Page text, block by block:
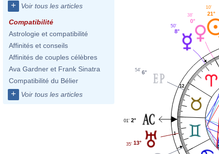
+ Voir tous les articles
Compatibilité
Astrologie et compatibilité
Affinités et conseils
Affinités de couples célèbres
Ava Gardner et Frank Sinatra
Compatibilité du Bélier
+ Voir tous les articles
1
12
21°
10'
0°
38'
8°
50'
6°
54'
2°
01'
13°
35'